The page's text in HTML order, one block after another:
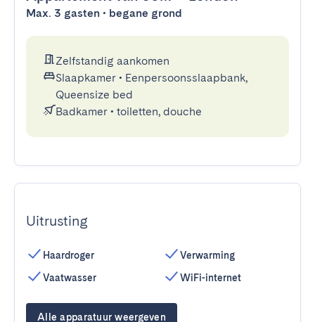
Max. 3 gasten • begane grond
Zelfstandig aankomen
Slaapkamer • Eenpersoonsslaapbank,
Queensize bed
Badkamer • toiletten, douche
Uitrusting
Haardroger
Vaatwasser
Verwarming
WiFi-internet
Alle apparatuur weergeven